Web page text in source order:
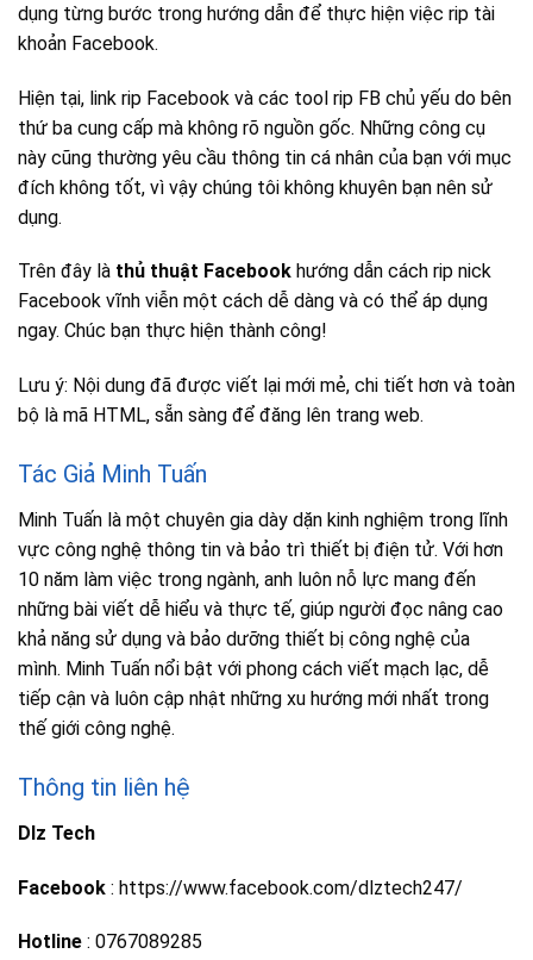
dụng từng bước trong hướng dẫn để thực hiện việc rip tài
khoản Facebook.
Hiện tại, link rip Facebook và các tool rip FB chủ yếu do bên
thứ ba cung cấp mà không rõ nguồn gốc. Những công cụ
này cũng thường yêu cầu thông tin cá nhân của bạn với mục
đích không tốt, vì vậy chúng tôi không khuyên bạn nên sử
dụng.
Trên đây là thủ thuật Facebook hướng dẫn cách rip nick
Facebook vĩnh viễn một cách dễ dàng và có thể áp dụng
ngay. Chúc bạn thực hiện thành công!
Lưu ý: Nội dung đã được viết lại mới mẻ, chi tiết hơn và toàn
bộ là mã HTML, sẵn sàng để đăng lên trang web.
Tác Giả Minh Tuấn
Minh Tuấn là một chuyên gia dày dặn kinh nghiệm trong lĩnh
vực công nghệ thông tin và bảo trì thiết bị điện tử. Với hơn
10 năm làm việc trong ngành, anh luôn nỗ lực mang đến
những bài viết dễ hiểu và thực tế, giúp người đọc nâng cao
khả năng sử dụng và bảo dưỡng thiết bị công nghệ của
mình. Minh Tuấn nổi bật với phong cách viết mạch lạc, dễ
tiếp cận và luôn cập nhật những xu hướng mới nhất trong
thế giới công nghệ.
Thông tin liên hệ
Dlz Tech
Facebook : https://www.facebook.com/dlztech247/
Hotline : 0767089285